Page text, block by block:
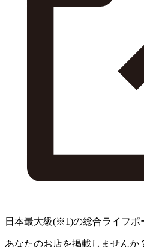
日本最大級(※1)の総合ライフポ
あなたのお店を掲載しませんか